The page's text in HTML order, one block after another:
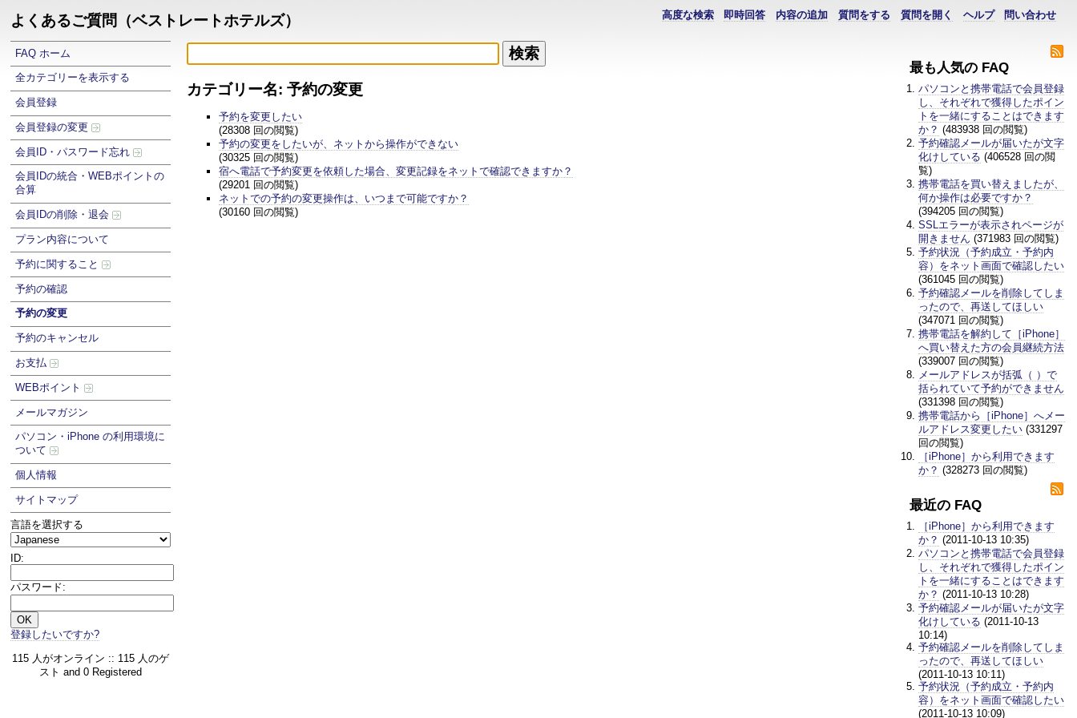
よくあるご質問（ベストレートホテルズ） 問い合わせ
ヘルプ
質問を開く
質問をする
内容の追加
即時回答
高度な検索
FAQ ホーム
全カテゴリーを表示する
会員登録
会員登録の変更
会員ID・パスワード忘れ
会員IDの統合・WEBポイントの
合算
会員IDの削除・退会
プラン内容について
予約に関すること
予約の確認
予約の変更
予約のキャンセル
お支払
WEBポイント
メールマガジン
パソコン・iPhone の利用環境に
ついて
個人情報
サイトマップ
言語を選択する
ID:
パスワード:
登録したいですか?
115 人がオンライン :: 115 人のゲ
スト and 0 Registered
最も人気の FAQ
パソコンと携帯電話で会員登録
し、それぞれで獲得したポイン
トを一緒にすることはできます
か？ (483938 回の閲覧)
予約確認メールが届いたが文字
化けしている (406528 回の閲
覧)
携帯電話を買い替えましたが、
何か操作は必要ですか？
(394205 回の閲覧)
SSLエラーが表示されページが
開きません (371983 回の閲覧)
予約状況（予約成立・予約内
容）をネット画面で確認したい
(361045 回の閲覧)
予約確認メールを削除してしま
ったので、再送してほしい
(347071 回の閲覧)
携帯電話を解約して［iPhone］
へ買い替えた方の会員継続方法
(339007 回の閲覧)
メールアドレスが括弧（ ）で
括られていて予約ができません
(331398 回の閲覧)
携帯電話から［iPhone］へメー
ルアドレス変更したい (331297
回の閲覧)
［iPhone］から利用できます
か？ (328273 回の閲覧)
最近の FAQ
［iPhone］から利用できます
か？ (2011-10-13 10:35)
パソコンと携帯電話で会員登録
し、それぞれで獲得したポイン
トを一緒にすることはできます
か？ (2011-10-13 10:28)
予約確認メールが届いたが文字
化けしている (2011-10-13
10:14)
予約確認メールを削除してしま
ったので、再送してほしい
(2011-10-13 10:11)
予約状況（予約成立・予約内
容）をネット画面で確認したい
(2011-10-13 10:09)
カテゴリー名: 予約の変更
予約を変更したい
(28308 回の閲覧)
予約の変更をしたいが、ネットから操作ができない
(30325 回の閲覧)
宿へ電話で予約変更を依頼した場合、変更記録をネットで確認できますか？
(29201 回の閲覧)
ネットでの予約の変更操作は、いつまで可能ですか？
(30160 回の閲覧)